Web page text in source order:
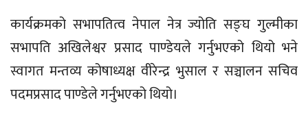
कार्यक्रमको सभापतित्व नेपाल नेत्र ज्योति सङ्घ गुल्मीका
सभापति अखिलेश्वर प्रसाद पाण्डेयले गर्नुभएको थियो भने
स्वागत मन्तव्य कोषाध्यक्ष वीरेन्द्र भुसाल र सञ्चालन सचिव
पदमप्रसाद पाण्डेले गर्नुभएको थियो।